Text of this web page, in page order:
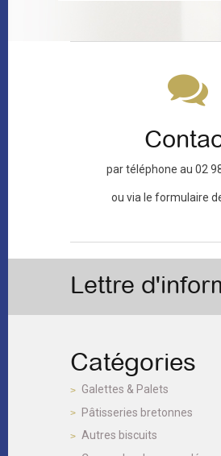
par téléphone au 02
ou via le formulaire
Lettre
Catégories
Galettes & Palets
Pâtisseries bretonnes
Autres biscuits